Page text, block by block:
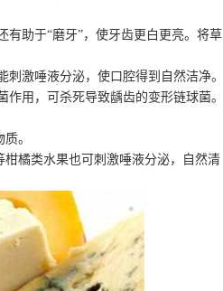
助于“磨牙”，使牙齿更白更亮。将草
激唾液分泌，使口腔得到自然洁净。
，可杀死导致龋齿的变形链球菌。
。
橘类水果也可刺激唾液分泌，自然清